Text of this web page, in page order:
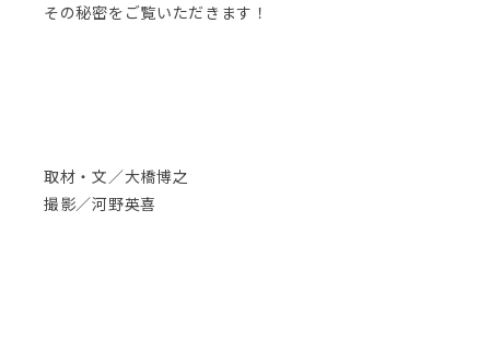
その秘密をご覧いただきます！
取材・文／大橋博之
撮影／河野英喜